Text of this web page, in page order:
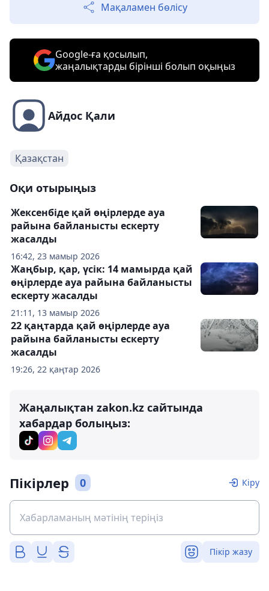
Мақаламен бөлісу
Google-ға қосылып,
жаңалықтарды бірінші болып оқыңыз
Айдос Қали
Қазақстан
Оқи отырыңыз
16:42, 23 мамыр 2026
Жексенбіде қай өңірлерде ауа
райына байланысты ескерту
жасалды
21:11, 13 мамыр 2026
Жаңбыр, қар, үсік: 14 мамырда қай
өңірлерде ауа райына байланысты
ескерту жасалды
19:26, 22 қаңтар 2026
22 қаңтарда қай өңірлерде ауа
райына байланысты ескерту
жасалды
Жаңалықтан zakon.kz сайтында
хабардар болыңыз:
Пікірлер 0 Кіру
Пікір жазу